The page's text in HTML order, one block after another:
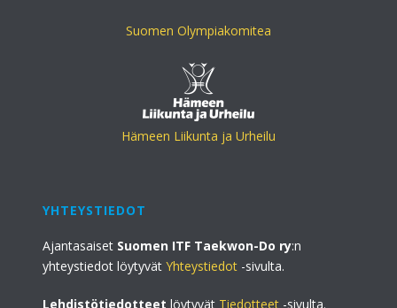
Suomen Olympiakomitea
Hämeen Liikunta ja Urheilu
YHTEYSTIEDOT
Ajantasaiset Suomen ITF Taekwon-Do ry:n
yhteystiedot löytyvätYhteystiedot -sivulta.
Lehdistötiedotteet löytyvät Tiedotteet -sivulta.